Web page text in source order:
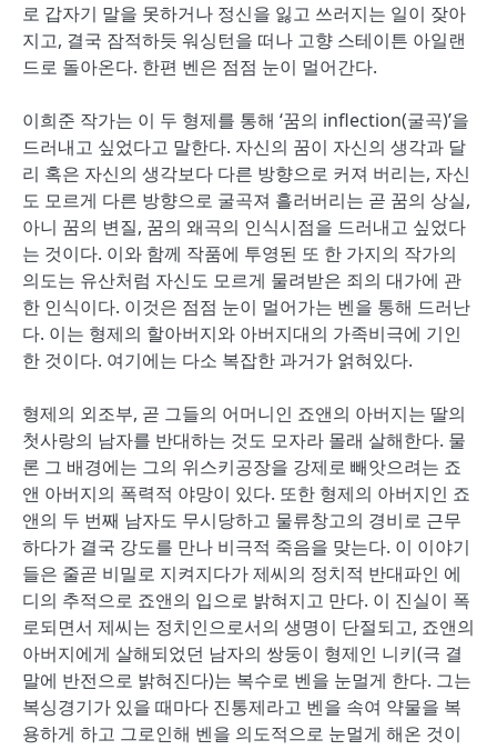
로 갑자기 말을 못하거나 정신을 잃고 쓰러지는 일이 잦아
지고, 결국 잠적하듯 워싱턴을 떠나 고향 스테이튼 아일랜
드로 돌아온다. 한편 벤은 점점 눈이 멀어간다.
이희준 작가는 이 두 형제를 통해 ‘꿈의 inflection(굴곡)’을
드러내고 싶었다고 말한다. 자신의 꿈이 자신의 생각과 달
리 혹은 자신의 생각보다 다른 방향으로 커져 버리는, 자신
도 모르게 다른 방향으로 굴곡져 흘러버리는 곧 꿈의 상실,
아니 꿈의 변질, 꿈의 왜곡의 인식시점을 드러내고 싶었다
는 것이다. 이와 함께 작품에 투영된 또 한 가지의 작가의
의도는 유산처럼 자신도 모르게 물려받은 죄의 대가에 관
한 인식이다. 이것은 점점 눈이 멀어가는 벤을 통해 드러난
다. 이는 형제의 할아버지와 아버지대의 가족비극에 기인
한 것이다. 여기에는 다소 복잡한 과거가 얽혀있다.
형제의 외조부, 곧 그들의 어머니인 죠앤의 아버지는 딸의
첫사랑의 남자를 반대하는 것도 모자라 몰래 살해한다. 물
론 그 배경에는 그의 위스키공장을 강제로 빼앗으려는 죠
앤 아버지의 폭력적 야망이 있다. 또한 형제의 아버지인 죠
앤의 두 번째 남자도 무시당하고 물류창고의 경비로 근무
하다가 결국 강도를 만나 비극적 죽음을 맞는다. 이 이야기
들은 줄곧 비밀로 지켜지다가 제씨의 정치적 반대파인 에
디의 추적으로 죠앤의 입으로 밝혀지고 만다. 이 진실이 폭
로되면서 제씨는 정치인으로서의 생명이 단절되고, 죠앤의
아버지에게 살해되었던 남자의 쌍둥이 형제인 니키(극 결
말에 반전으로 밝혀진다)는 복수로 벤을 눈멀게 한다. 그는
복싱경기가 있을 때마다 진통제라고 벤을 속여 약물을 복
용하게 하고 그로인해 벤을 의도적으로 눈멀게 해온 것이